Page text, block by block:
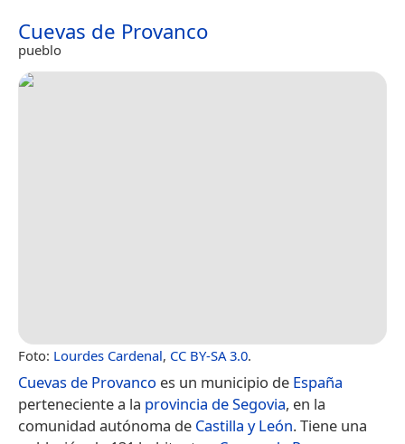
Cuevas de Provanco
pueblo
Foto: Lourdes Cardenal, CC BY-SA 3.0.
Cuevas de Provanco es un municipio de España
perteneciente a la provincia de Segovia, en la
comunidad autónoma de Castilla y León. Tiene una